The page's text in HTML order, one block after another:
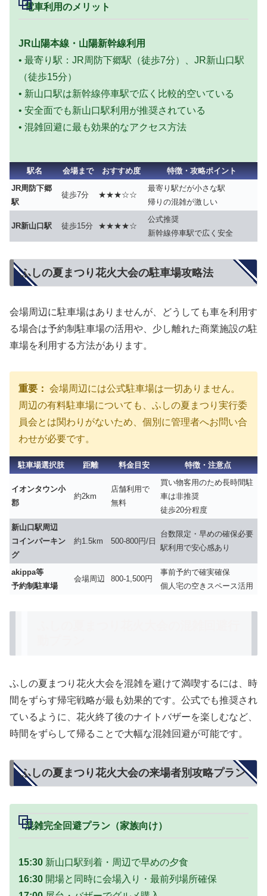
電車利用のメリット
JR山陽本線・山陽新幹線利用
• 最寄り駅：JR周防下郷駅（徒歩7分）、JR新山口駅
（徒歩15分）
• 新山口駅は新幹線停車駅で広く比較的空いている
• 安全面でも新山口駅利用が推奨されている
• 混雑回避に最も効果的なアクセス方法
駅名 会場まで おすすめ度
特徴・攻略ポイント
JR周防下郷
駅
徒歩7分 ★★★☆☆
最寄り駅だが小さな駅
帰りの混雑が激しい
JR新山口駅 徒歩15分 ★★★★☆
公式推奨
新幹線停車駅で広く安全
ふしの夏まつり花火大会の駐車場攻略法
会場周辺に駐車場はありませんが、どうしても車を利用す
る場合は予約制駐車場の活用や、少し離れた商業施設の駐
車場を利用する方法があります。
重要： 会場周辺には公式駐車場は一切ありません。
周辺の有料駐車場についても、ふしの夏まつり実行委
員会とは関わりがないため、個別に管理者へお問い合
わせが必要です。
駐車場選択肢 距離 料金目安 特徴・注意点
イオンタウン小
郡
約2km
店舗利用で
無料
買い物客用のため長時間駐
車は非推奨
徒歩20分程度
新山口駅周辺
コインパーキン
グ
約1.5km 500-800円/日
台数限定・早めの確保必要
駅利用で安心感あり
akippa等
予約制駐車場
会場周辺 800-1,500円
事前予約で確実確保
個人宅の空きスペース活用
ふしの夏まつり花火大会を混雑を避けて満喫するには、 時
間をずらす帰宅戦略が最も効果的です。公式でも推奨され
ているように、花火終了後のナイトバザーを楽しむなど、
時間をずらして帰ることで大幅な混雑回避が可能です。
ふしの夏まつり花火大会の来場者別攻略プラン
混雑完全回避プラン（家族向け）
15:30 新山口駅到着・周辺で早めの夕食
16:30 開場と同時に会場入り・最前列場所確保